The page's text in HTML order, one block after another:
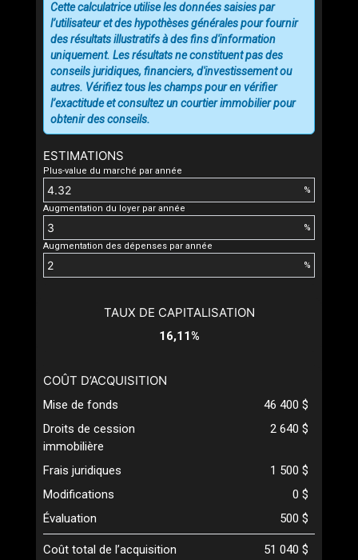
ESTIMATIONS
Plus-value du marché par année
%
Augmentation du loyer par année
%
Augmentation des dépenses par année
%
Cette calculatrice utilise les données saisies par
l’utilisateur et des hypothèses générales pour fournir
des résultats illustratifs à des fins d'information
uniquement. Les résultats ne constituent pas des
conseils juridiques, financiers, d'investissement ou
autres. Vérifiez tous les champs pour en vérifier
l’exactitude et consultez un courtier immobilier pour
obtenir des conseils.
TAUX DE CAPITALISATION
16,11%
COÛT D’ACQUISITION
Mise de fonds
46 400 $
Droits de cession
immobilière
2 640 $
Frais juridiques
1 500 $
Modifications
0 $
Évaluation
500 $
Coût total de l’acquisition 51 040 $